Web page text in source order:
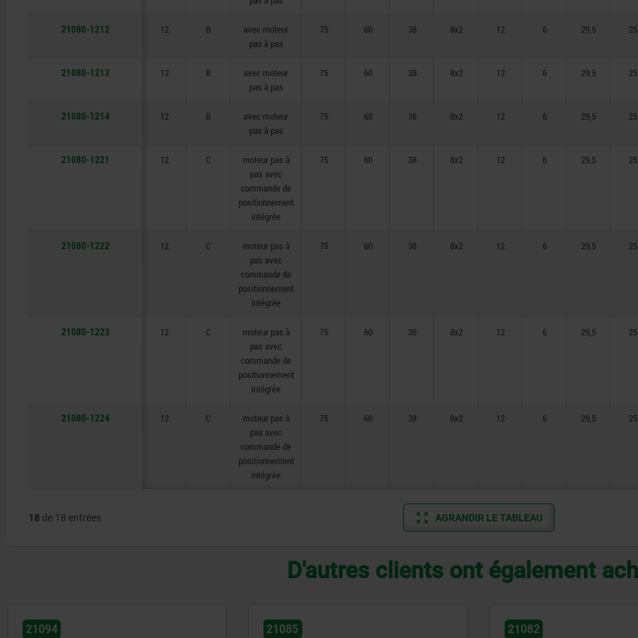
21080-1212 12 B
avec moteur
pas à pas
75 60 38 8x2 12 6 29,5 25
21080-1213 12 B
avec moteur
pas à pas
75 60 38 8x2 12 6 29,5 25
21080-1214 12 B
avec moteur
pas à pas
75 60 38 8x2 12 6 29,5 25
21080-1221 12 C
moteur pas à
pas avec
commande de
positionnement
intégrée
75 60 38 8x2 12 6 29,5 25
21080-1222 12 C
moteur pas à
pas avec
commande de
positionnement
intégrée
75 60 38 8x2 12 6 29,5 25
21080-1223 12 C
moteur pas à
pas avec
commande de
positionnement
intégrée
75 60 38 8x2 12 6 29,5 25
21080-1224 12 C
moteur pas à
pas avec
commande de
positionnement
intégrée
75 60 38 8x2 12 6 29,5 25
18 de 18 entrées AGRANDIR LE TABLEAU
D'autres clients ont également
21094 21085 21082